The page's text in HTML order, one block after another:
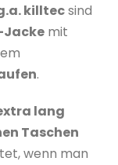
killtecsind
Jacke mit
.
lang
Taschen
wenn man